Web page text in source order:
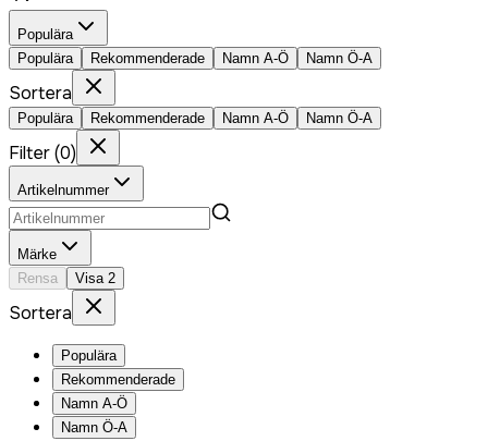
Populära
Populära
Rekommenderade Namn A-Ö Namn Ö-A
Sortera
Populära Rekommenderade Namn A-Ö Namn Ö-A
Filter(0)
Artikelnummer
Märke
Rensa
Visa 2
Sortera
Populära
Rekommenderade
Namn A-Ö
Namn Ö-A